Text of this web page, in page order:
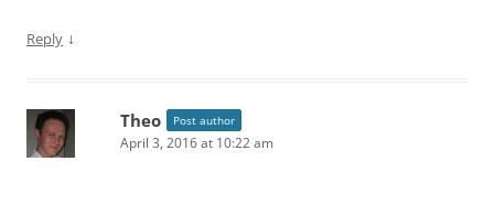
Reply ↓
Theo Post author
April 3, 2016 at 10:22 am